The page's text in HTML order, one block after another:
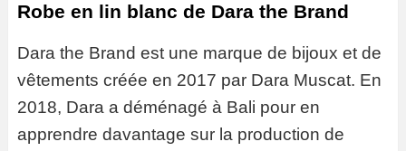
Robe en lin blanc de Dara the Brand
Dara the Brand est une marque de bijoux et de
vêtements créée en 2017 par Dara Muscat. En
2018, Dara a déménagé à Bali pour en
apprendre davantage sur la production de